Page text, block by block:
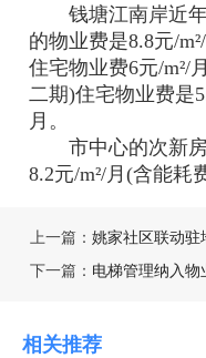
钱塘江南岸近年
的物业费是8.8元/
住宅物业费6元/m²/
二期)住宅物业费是
月。
市中心的次新房
8.2元/m²/月(含能耗
上一篇： 姚家社区联动驻
下一篇： 电梯管理纳入物业信
相关推荐